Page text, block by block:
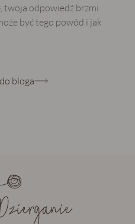
twoja odpowiedź brzmi
być tego powód i jak
bloga